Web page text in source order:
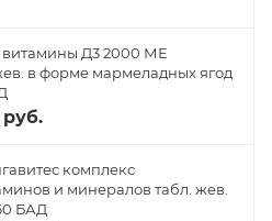
витамины Д3 2000 МЕ
в форме мармеладных ягод
руб.
комплекс
и минералов табл. жев.
БАД